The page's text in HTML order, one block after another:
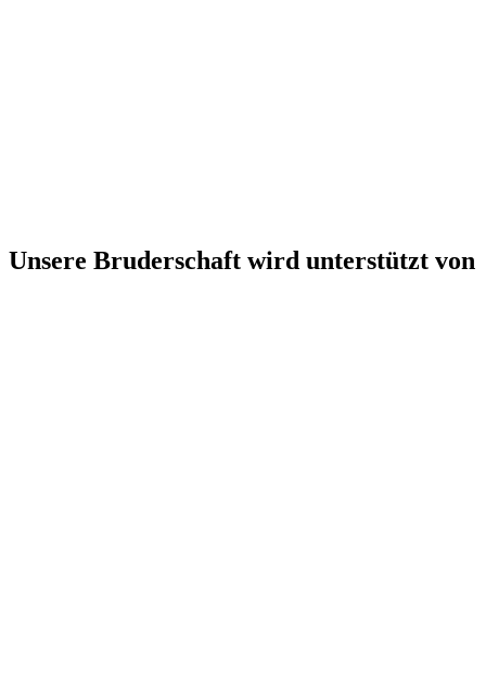
Unsere Bruderschaft wird unterstützt von